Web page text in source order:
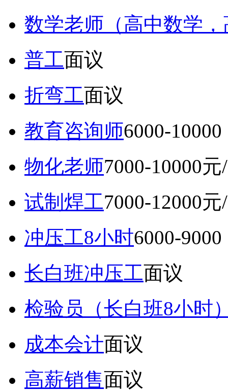
数学老师（高中数学
普工面议
折弯工面议
教育咨询师6000-
物化老师7000-10000元
试制焊工7000-12000元
冲压工8小时6000-
长白班冲压工面议
检验员（长白班8小时
成本会计面议
高薪销售面议